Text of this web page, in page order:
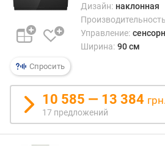
в
о
д
а
к
.
м
Спросить
Дизайн: наклонная
Управление:
Ширина: 90 см
10 585 — 13 384 грн.
17 предложений